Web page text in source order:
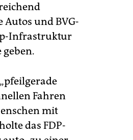
und BVG-
Infrastruktur
Fahren
mit
das FDP-